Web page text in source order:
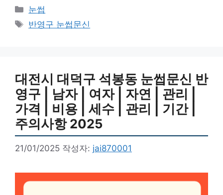
카
테
눈썹
태
반영구 눈썹문신
대전시 대덕구 석봉동 눈썹문신 반
영구 | 남자 | 여자 | 자연 | 관리 |
가격 | 비용 | 세수 | 관리 | 기간 |
주의사항 2025
21/01/2025 작성자: jai870001